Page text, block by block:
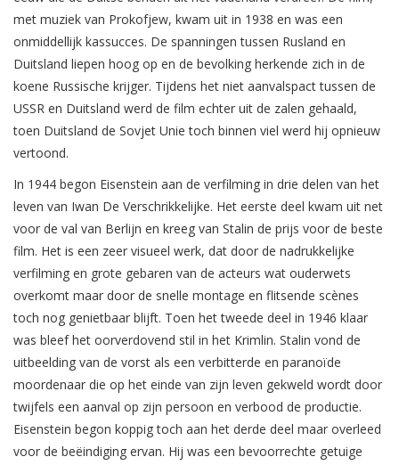
met muziek van Prokofjew, kwam uit in 1938 en was een
onmiddellijk kassucces. De spanningen tussen Rusland en
Duitsland liepen hoog op en de bevolking herkende zich in de
koene Russische krijger. Tijdens het niet aanvalspact tussen de
USSR en Duitsland werd de film echter uit de zalen gehaald,
toen Duitsland de Sovjet Unie toch binnen viel werd hij opnieuw
vertoond.
In 1944 begon Eisenstein aan de verfilming in drie delen van het
leven van Iwan De Verschrikkelijke. Het eerste deel kwam uit net
voor de val van Berlijn en kreeg van Stalin de prijs voor de beste
film. Het is een zeer visueel werk, dat door de nadrukkelijke
verfilming en grote gebaren van de acteurs wat ouderwets
overkomt maar door de snelle montage en flitsende scènes
toch nog genietbaar blijft. Toen het tweede deel in 1946 klaar
was bleef het oorverdovend stil in het Krimlin. Stalin vond de
uitbeelding van de vorst als een verbitterde en paranoïde
moordenaar die op het einde van zijn leven gekweld wordt door
twijfels een aanval op zijn persoon en verbood de productie.
Eisenstein begon koppig toch aan het derde deel maar overleed
voor de beëindiging ervan. Hij was een bevoorrechte getuige